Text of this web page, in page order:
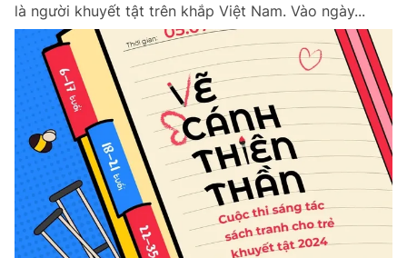
là người khuyết tật trên khắp Việt Nam. Vào ngày...